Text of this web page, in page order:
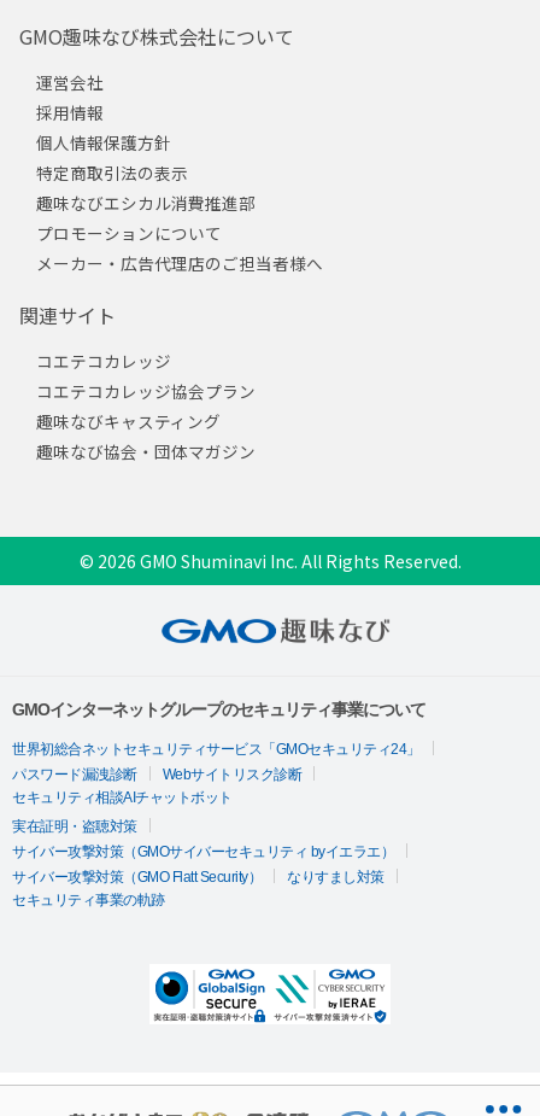
GMO趣味なび株式会社について
運営会社
採用情報
個人情報保護方針
特定商取引法の表示
趣味なびエシカル消費推進部
プロモーションについて
メーカー・広告代理店のご担当者様へ
関連サイト
コエテコカレッジ
コエテコカレッジ協会プラン
趣味なびキャスティング
趣味なび協会・団体マガジン
© 2026 GMO Shuminavi Inc. All Rights Reserved.